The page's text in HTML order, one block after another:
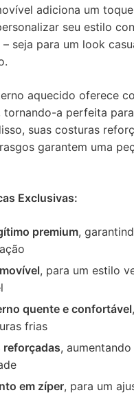
adiciona um
seu estilo
– seja para um look
aquecido oferece
tornando-a perfeita
suas costuras
garantem uma
Exclusivas:
premium,
, para um estilo
quente e confortável
frias
reforçadas,
em zíper, para um